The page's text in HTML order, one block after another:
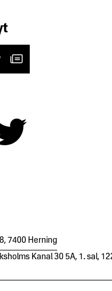
7400 Herning
Kanal 30 5A, 1. sal,